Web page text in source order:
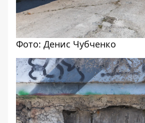
Фото: Денис Чубченко